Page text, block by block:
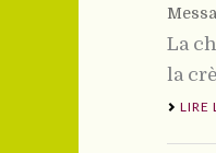
La
la
LIRE